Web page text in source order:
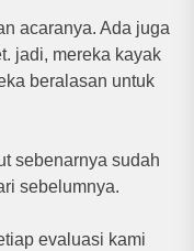
acaranya. Ada juga
jadi, mereka kayak
beralasan untuk
sebenarnya sudah
sebelumnya.
evaluasi kami